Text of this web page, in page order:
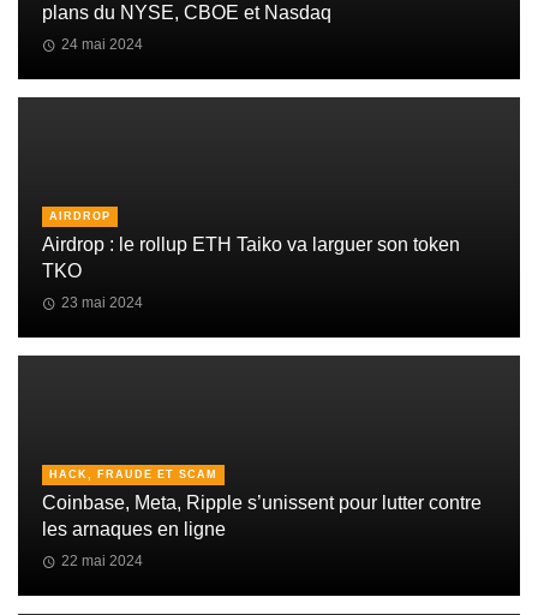
plans du NYSE, CBOE et Nasdaq
24 mai 2024
AIRDROP
Airdrop : le rollup ETH Taiko va larguer son token
TKO
23 mai 2024
HACK, FRAUDE ET SCAM
Coinbase, Meta, Ripple s’unissent pour lutter contre
les arnaques en ligne
22 mai 2024